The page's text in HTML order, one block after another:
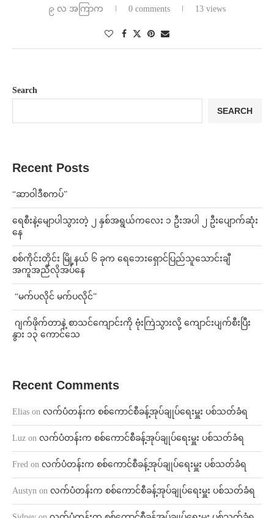
၉ လ အကြာက 0 comments 13 views
Search
SEARCH
Recent Posts
“ဆာဝါဒီစကပ်”
ရေစီးနဲ့မျောပါသွားတဲ့ ၂ နှစ်အရွယ်ကလေး ၁ ဦးအပါ ၂ ဦးပျောက်ဆုံး
နေ
စစ်ကိုင်းတိုင်း မြို့နယ် ၆ ခုက ရေဘေးရှောင်ပြည်သူသောင်းချီ
အကူအညီလိုအပ်နေ
⁨ ⁨“မက်ပလိုင် မက်ပလိုင်”
⁨⁩ ⁨ဂျက်ဖိုက်တာနဲ့ စာသင်ကျောင်းကို ဗုံးကြဲသွားလို့ ကျောင်းပျက်စီးပြီး
နွား ၁၃ ကောင်သေ
Recent Comments
Elias on လက်ပံတန်းက စစ်ကောင်စီခန့်အုပ်ချုပ်ရေးမှူး ပစ်သတ်ခံရ
Luz on လက်ပံတန်းက စစ်ကောင်စီခန့်အုပ်ချုပ်ရေးမှူး ပစ်သတ်ခံရ
Fred on လက်ပံတန်းက စစ်ကောင်စီခန့်အုပ်ချုပ်ရေးမှူး ပစ်သတ်ခံရ
Austyn on လက်ပံတန်းက စစ်ကောင်စီခန့်အုပ်ချုပ်ရေးမှူး ပစ်သတ်ခံရ